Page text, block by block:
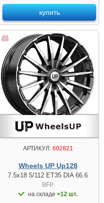
купить
АРТИКУЛ:602821
Wheels UP Up128
7.5x18 5/112 ET35 DIA 66.6
BFP
на складе >12 шт.